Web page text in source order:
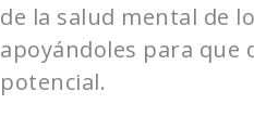
de la salud mental de
apoyándoles para que
potencial.